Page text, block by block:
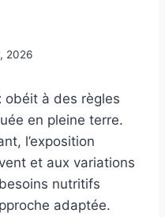
2026
obéit à des règles
en pleine terre.
l’exposition
et aux variations
nutritifs
adaptée.